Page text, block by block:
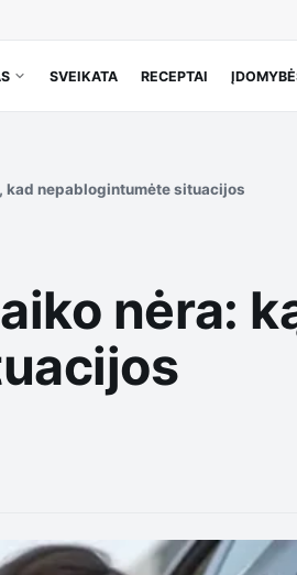
SVEIKATA RECEPTAI
kad nepablogintumėte situacijos
nėra: